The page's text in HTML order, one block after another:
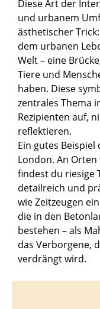
Diese Art der
und urbanem
ästhetischer
dem urbanen
Welt – eine
Tiere und
haben. Diese
zentrales Thema
Rezipienten auf,
reflektieren.
Ein gutes Beispiel
London. An
findest du riesige
detailreich und
wie Zeitzeugen
die in den
bestehen – als
das Verborgene,
verdrängt wird.